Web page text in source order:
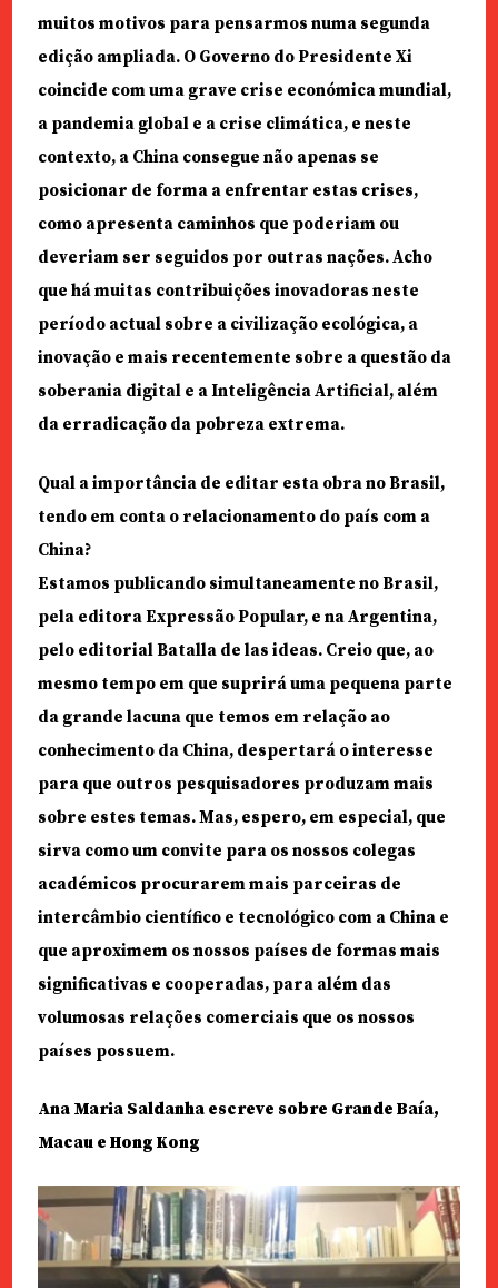
muitos motivos para pensarmos numa segunda
edição ampliada. O Governo do Presidente Xi
coincide com uma grave crise económica mundial,
a pandemia global e a crise climática, e neste
contexto, a China consegue não apenas se
posicionar de forma a enfrentar estas crises,
como apresenta caminhos que poderiam ou
deveriam ser seguidos por outras nações. Acho
que há muitas contribuições inovadoras neste
período actual sobre a civilização ecológica, a
inovação e mais recentemente sobre a questão da
soberania digital e a Inteligência Artificial, além
da erradicação da pobreza extrema.
Qual a importância de editar esta obra no Brasil,
tendo em conta o relacionamento do país com a
China?
Estamos publicando simultaneamente no Brasil,
pela editora Expressão Popular, e na Argentina,
pelo editorial Batalla de las ideas. Creio que, ao
mesmo tempo em que suprirá uma pequena parte
da grande lacuna que temos em relação ao
conhecimento da China, despertará o interesse
para que outros pesquisadores produzam mais
sobre estes temas. Mas, espero, em especial, que
sirva como um convite para os nossos colegas
académicos procurarem mais parceiras de
intercâmbio científico e tecnológico com a China e
que aproximem os nossos países de formas mais
significativas e cooperadas, para além das
volumosas relações comerciais que os nossos
países possuem.
Ana Maria Saldanha escreve sobre Grande Baía,
Macau e Hong Kong